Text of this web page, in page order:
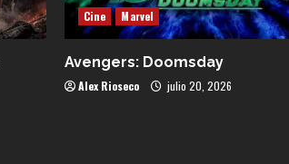
Cine Marvel
Avengers: Doomsday
Alex Rioseco julio 20, 2026